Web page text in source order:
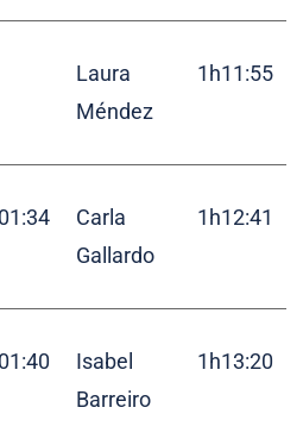
Laura
Méndez
1h11:55
Carla
Gallardo
1h12:41
Isabel
Barreiro
1h13:20